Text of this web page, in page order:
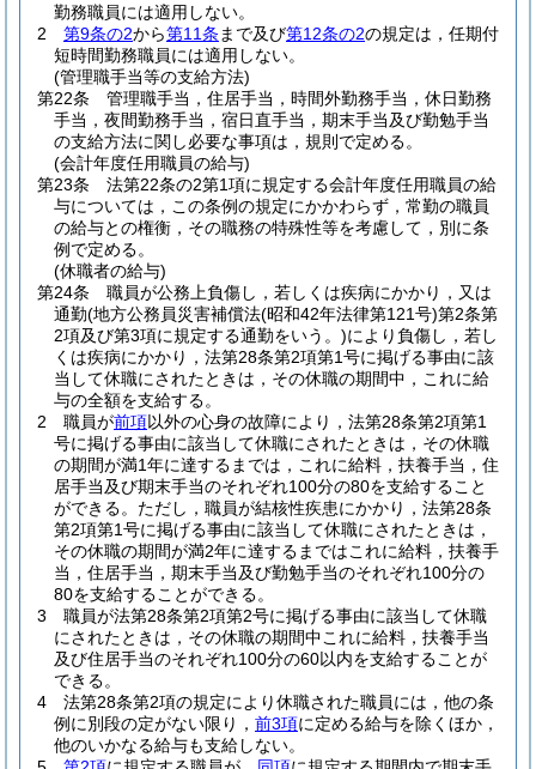
勤務職員には適用しない。
2
第9条の2から第11条 まで及び第12条の2の規定は，任期付
短時間勤務職員には適用しない。
(管理職手当等の支給方法)
第22条
管理職手当，住居手当，時間外勤務手当，休日勤務
手当，夜間勤務手当，宿日直手当，期末手当及び勤勉手当
の支給方法に関し必要な事項は，規則で定める。
(会計年度任用職員の給与)
第23条
法第22条の2第1項に規定する会計年度任用職員の給
与については，この条例の規定にかかわらず，常勤の職員
の給与との権衡，その職務の特殊性等を考慮して，別に条
例で定める。
(休職者の給与)
第24条
職員が公務上負傷し，若しくは疾病にかかり，又は
通勤(地方公務員災害補償法(昭和42年法律第121号)第2条第
2項及び第3項に規定する通勤をいう。)により負傷し，若し
くは疾病にかかり，法第28条第2項第1号に掲げる事由に該
当して休職にされたときは，その休職の期間中，これに給
与の全額を支給する。
2
職員が前項以外の心身の故障により，法第28条第2項第1
号に掲げる事由に該当して休職にされたときは，その休職
の期間が満1年に達するまでは，これに給料，扶養手当，住
居手当及び期末手当のそれぞれ100分の80を支給すること
ができる。 ただし，職員が結核性疾患にかかり，法第28条
第2項第1号に掲げる事由に該当して休職にされたときは，
その休職の期間が満2年に達するまではこれに給料，扶養手
当，住居手当，期末手当及び勤勉手当のそれぞれ100分の
80を支給することができる。
3
職員が法第28条第2項第2号に掲げる事由に該当して休職
にされたときは，その休職の期間中これに給料，扶養手当
及び住居手当のそれぞれ100分の60以内を支給することが
できる。
4
法第28条第2項の規定により休職された職員には，他の条
例に別段の定がない限り， 前3項に定める給与を除くほか，
他のいかなる給与も支給しない。